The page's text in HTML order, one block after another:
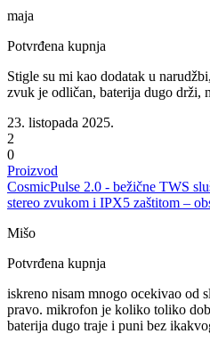
maja
Potvrđena kupnja
Stigle su mi kao dodatak u
zvuk je odličan, baterija dugo drži,
23. listopada 2025.
2
0
Proizvod
CosmicPulse 2.0 - bežične TWS
stereo zvukom i IPX5 zaštitom –
Mišo
Potvrđena kupnja
iskreno nisam mnogo ocekivao od
pravo. mikrofon je koliko toliko
baterija dugo traje i puni bez